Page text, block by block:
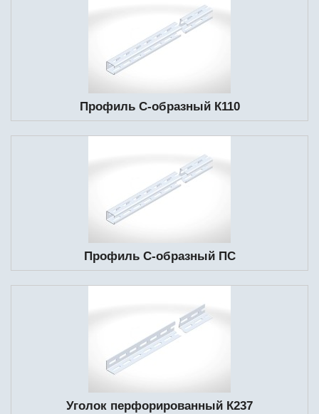
Профиль С-образный К110
Профиль С-образный ПС
Уголок перфорированный К237